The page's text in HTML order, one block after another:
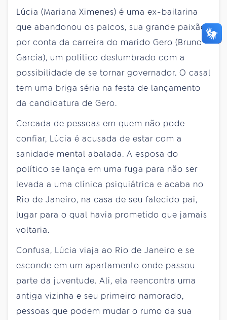
Lúcia (Mariana Ximenes) é uma ex-bailarina
que abandonou os palcos, sua grande paixão,
por conta da carreira do marido Gero (Bruno
Garcia), um político deslumbrado com a
possibilidade de se tornar governador. O casal
tem uma briga séria na festa de lançamento
da candidatura de Gero.
Cercada de pessoas em quem não pode
confiar, Lúcia é acusada de estar com a
sanidade mental abalada. A esposa do
político se lança em uma fuga para não ser
levada a uma clínica psiquiátrica e acaba no
Rio de Janeiro, na casa de seu falecido pai,
lugar para o qual havia prometido que jamais
voltaria.
Confusa, Lúcia viaja ao Rio de Janeiro e se
esconde em um apartamento onde passou
parte da juventude. Ali, ela reencontra uma
antiga vizinha e seu primeiro namorado,
pessoas que podem mudar o rumo da sua